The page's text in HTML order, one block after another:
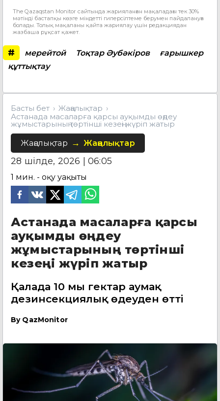
The Qazaqstan Monitor сайтында жарияланған мақаладағы тек 30%
мәтінді бастапқы көзге міндетті гиперсілтеме берумен пайдалануға
болады. Толық мақаланы қайта жариялау үшін редакциядан
жазбаша рұқсат қажет.
# мерейтой Тоқтар Әубәкіров
ғарышкер
құттықтау
Басты бет
Жаңалықтар
Астанада масаларға қарсы ауқымды өңдеу
жұмыстарының төртінші кезеңі жүріп жатыр
Жаңалықтар Жаңалықтар
28 шілде, 2026 | 06:05
1 мин. - оқу уақыты
Астанада масаларға қарсы
ауқымды өңдеу
жұмыстарының төртінші
кезеңі жүріп жатыр
Қалада 10 мың гектар аумақ
дезинсекциялық өңдеуден өтті
By QazMonitor